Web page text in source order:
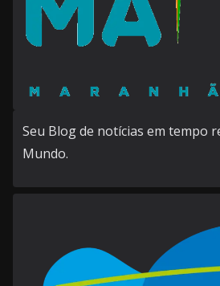
Seu Blog de notícias em tempo
Mundo.